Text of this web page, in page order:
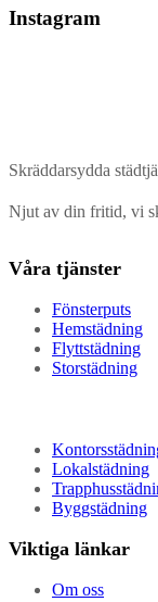
Instagram
Skräddarsydda
Njut av din fritid, vi
Våra tjänster
Fönsterputs
Hemstädning
Flyttstädning
Storstädning
Lokalstädning
Byggstädning
Viktiga länkar
Om oss